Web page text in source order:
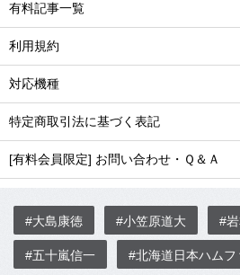
有料記事一覧
利用規約
対応機種
特定商取引法に基づく表記
[有料会員限定] お問い合わせ・Ｑ＆Ａ
#大島康徳 #小笠原道大 #
#五十嵐信一 #北海道日本ハムフ